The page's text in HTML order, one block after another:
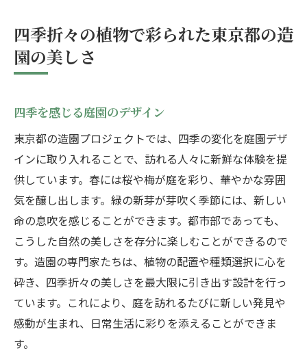
四季折々の植物で彩られた東京都の造
園の美しさ
四季を感じる庭園のデザイン
東京都の造園プロジェクトでは、四季の変化を庭園デザ
インに取り入れることで、訪れる人々に新鮮な体験を提
供しています。春には桜や梅が庭を彩り、華やかな雰囲
気を醸し出します。緑の新芽が芽吹く季節には、新しい
命の息吹を感じることができます。都市部であっても、
こうした自然の美しさを存分に楽しむことができるので
す。造園の専門家たちは、植物の配置や種類選択に心を
砕き、四季折々の美しさを最大限に引き出す設計を行っ
ています。これにより、庭を訪れるたびに新しい発見や
感動が生まれ、日常生活に彩りを添えることができま
す。